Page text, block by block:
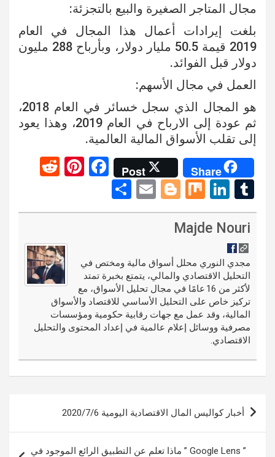
مجال المتاجر الصغيرة والبيع بالتجزئة:
بلغت إيرادات أعمال هذا المجال في العام
2019 قيمة 50.5 مليار دولار، وبأرباح 288 مليون
دولار قبل الفوائد.
العمل في مجال الأسهم:
هو المجال الذي سجل خسائر في العام 2018،
ثم عودة إلى الارباح في العام 2019، وهذا يعود
إلى تقلب الأسواق المالية العالمية.
Share
Post
F
ce
o
k
Pi
er
t
d
t
T
u
m
bl
r
Li
n
ke
n
M
ix
Bl
o
er
E
m
h
Majde Nouri
مجدي النوري محلل أسواق مالية ومختص في
التحليل الاقتصادي والمالي، يتمتع بخبرة تمتد
لأكثر من 16 عامًا في مجال تحليل الأسواق، مع
تركيز خاص على التحليل الأساسي للاقتصاد والأسواق
المالية، وقد عمل مع جهات رقابية حكومية ومؤسسات
مصرفية ووسائل إعلام عالمية في إعداد المحتوى والتحليل
الاقتصادي.
تصفّح
المقالات
أخبار كواليس المال الاقتصادية اليومية 2020/7/6
” Google Lens ” ماذا تعلم عن التطبيق الرائع الموجود في